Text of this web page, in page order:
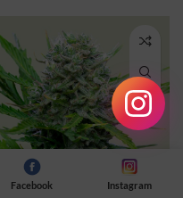
Facebook Instagram